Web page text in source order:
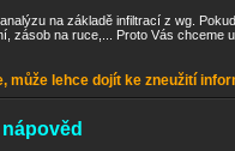
na základě infiltrací z wg.
zásob na ruce,... Proto Vás chceme
může lehce dojít ke zneužití